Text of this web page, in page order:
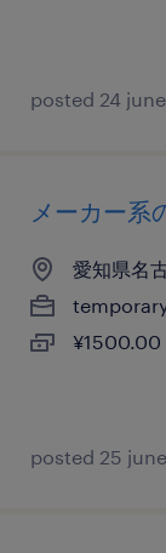
posted 24
メーカー系
愛知県名
posted 25